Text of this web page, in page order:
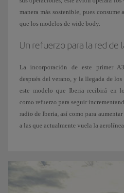
manera más sostenible, pues
que los modelos de wide body.
Un refuerzo para la red de
La incorporación de este primer
después del verano, y la llegada de
este modelo que Iberia recibirá en
como refuerzo para seguir
radio de Iberia, así como para
a las que actualmente vuela la